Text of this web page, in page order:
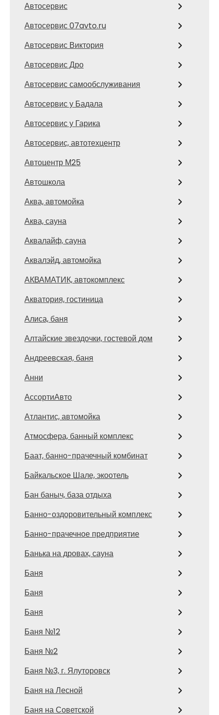
Автосервис
Автосервис 07avto.ru
Автосервис Виктория
Автосервис Дро
Автосервис самообслуживания
Автосервис у Бадала
Автосервис у Гарика
Автосервис, автотехцентр
Автоцентр М25
Автошкола
Аква, автомойка
Аква, сауна
Аквалайф, сауна
Аквалэйд, автомойка
АКВАМАТИК, автокомплекс
Акватория, гостиница
Алиса, баня
Алтайские звездочки, гостевой дом
Андреевская, баня
Анни
АссортиАвто
Атлантис, автомойка
Атмосфера, банный комплекс
Баат, банно-прачечный комбинат
Байкальское Шале, экоотель
Бан баныч, база отдыха
Банно-оздоровительный комплекс
Банно-прачечное предприятие
Банька на дровах, сауна
Баня
Баня
Баня
Баня №12
Баня №2
Баня №3, г. Ялуторовск
Баня на Лесной
Баня на Советской